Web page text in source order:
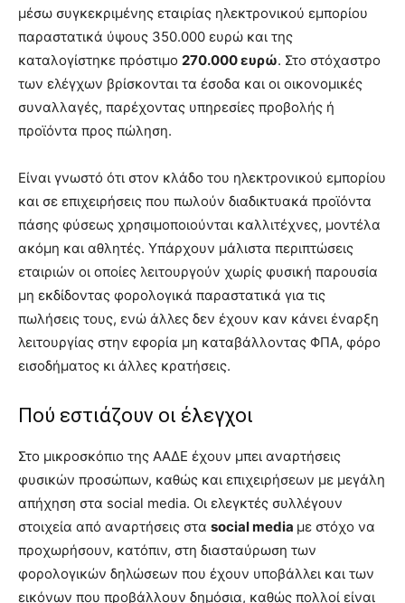
μέσω συγκεκριμένης εταιρίας ηλεκτρονικού εμπορίου
παραστατικά ύψους 350.000 ευρώ και της
καταλογίστηκε πρόστιμο 270.000 ευρώ. Στο στόχαστρο
των ελέγχων βρίσκονται τα έσοδα και οι οικονομικές
συναλλαγές, παρέχοντας υπηρεσίες προβολής ή
προϊόντα προς πώληση.
Είναι γνωστό ότι στον κλάδο του ηλεκτρονικού εμπορίου
και σε επιχειρήσεις που πωλούν διαδικτυακά προϊόντα
πάσης φύσεως χρησιμοποιούνται καλλιτέχνες, μοντέλα
ακόμη και αθλητές. Υπάρχουν μάλιστα περιπτώσεις
εταιριών οι οποίες λειτουργούν χωρίς φυσική παρουσία
μη εκδίδοντας φορολογικά παραστατικά για τις
πωλήσεις τους, ενώ άλλες δεν έχουν καν κάνει έναρξη
λειτουργίας στην εφορία μη καταβάλλοντας ΦΠΑ, φόρο
εισοδήματος κι άλλες κρατήσεις.
Πού εστιάζουν οι έλεγχοι
Στο μικροσκόπιο της ΑΑΔΕ έχουν μπει αναρτήσεις
φυσικών προσώπων, καθώς και επιχειρήσεων με μεγάλη
απήχηση στα social media. Οι ελεγκτές συλλέγουν
στοιχεία από αναρτήσεις στα social media με στόχο να
προχωρήσουν, κατόπιν, στη διασταύρωση των
φορολογικών δηλώσεων που έχουν υποβάλλει και των
εικόνων που προβάλλουν δημόσια, καθώς πολλοί είναι